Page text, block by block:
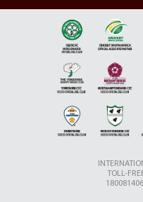
dólares en juego y el
TOLL-